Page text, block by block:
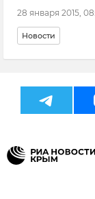
28 января 2015,
Новости